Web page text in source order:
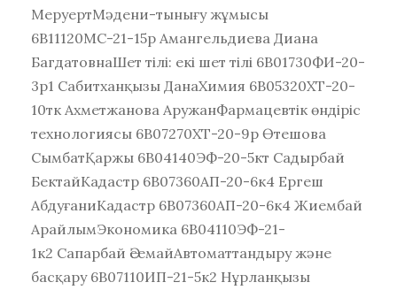
МеруертМәдени-тынығу жұмысы
6В11120МС-21-15р Амангельдиева Диана
БагдатовнаШет тілі: екі шет тілі 6В01730ФИ-20-
3р1 Сабитханқызы ДанаХимия 6В05320ХТ-20-
10тк Ахметжанова АружанФармацевтік өндіріс
технологиясы 6B07270ХТ-20-9р Өтешова
СымбатҚаржы 6B04140ЭФ-20-5кт Садырбай
БектайКадастр 6B07360АП-20-6к4 Ергеш
АбдуғаниКадастр 6B07360АП-20-6к4 Жиембай
АрайлымЭкономика 6В04110ЭФ-21-
1к2 Сапарбай ӘсемайАвтоматтандыру және
басқару 6В07110ИП-21-5к2 Нұрланқызы